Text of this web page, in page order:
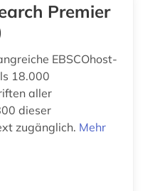
elektrotechnik und elektronik (1)
elementarteilchenphysik (1)
Premier
EBSCOhost-
18.000
aller
dieser
zugänglich. Mehr